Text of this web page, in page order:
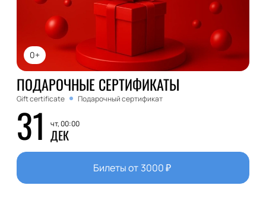
0+
ПОДАРОЧНЫЕ СЕРТИФИКАТЫ
Gift certificate Подарочный сертификат
31 чт, 00:00
ДЕК
Билеты от 3000₽